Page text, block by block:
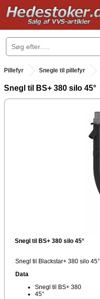
.
Pillefyr Snegle til pillefyr
Snegl til BS+ 380 silo 45°
Snegl til BS+ 380 silo 45°
Snegl til Blackstar+ 380 silo 45°
Data
Snegl til BS+ 380
45°